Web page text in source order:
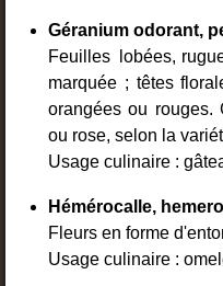
Géranium odorant,
Feuilles lobées,
marquée ; têtes
orangées ou rouges.
ou rose, selon la
Usage culinaire :
Hémérocalle,
Fleurs en forme
Usage culinaire :